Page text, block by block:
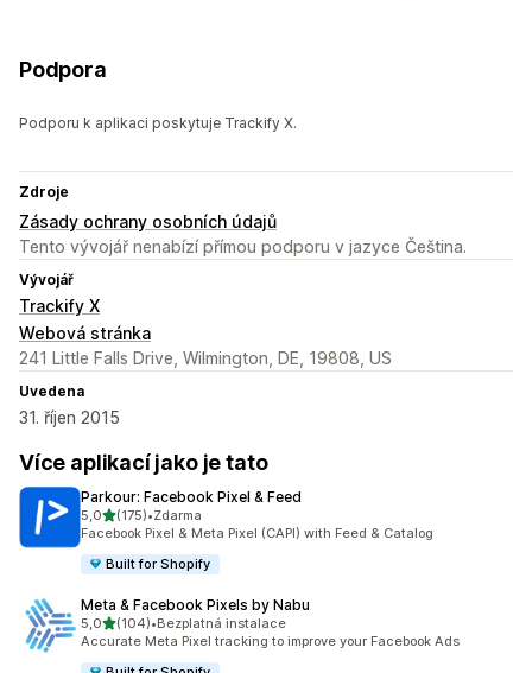
Podpora
Podporu k aplikaci poskytuje Trackify X.
Zdroje
Zásady ochrany osobních údajů
Tento vývojář nenabízí přímou podporu v jazyce Čeština.
Vývojář
Trackify X
Webová stránka
241 Little Falls Drive, Wilmington, DE, 19808, US
Uvedena
31. říjen 2015
Více aplikací jako je tato
Parkour: Facebook Pixel & Feed
5,0z 5 hvězd
(175)
Celkový počet recenzí: 175
•Zdarma
Facebook Pixel & Meta Pixel (CAPI) with Feed & Catalog
Built for Shopify
Meta & Facebook Pixels by Nabu
5,0z 5 hvězd
(104)
Celkový počet recenzí: 104
•Bezplatná instalace
Accurate Meta Pixel tracking to improve your Facebook Ads